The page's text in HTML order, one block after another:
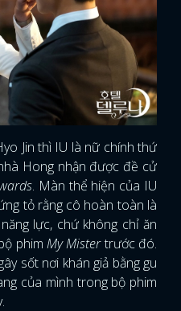
Jin thì IU là nữ chính thứ
Hong nhận được đề cử
. Màn thể hiện của IU
tỏ rằng cô hoàn toàn là
lực, chứ không chỉ ăn
phim My Mistertrước đó.
sốt nơi khán giả bằng gu
của mình trong bộ phim